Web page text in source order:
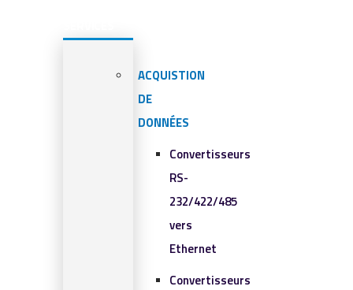
ACQUISTION
DE
DONNÉES
Convertisseurs
RS-
232/422/485
vers
Ethernet
Convertisseurs